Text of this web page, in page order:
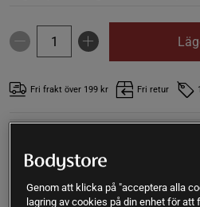
Fri frakt över 199 kr Fri retur
Full Spectrum Mineral 120
tillsammans med vitamin D.
Genom att klicka på "acceptera alla
lagring av cookies på din enhet för att